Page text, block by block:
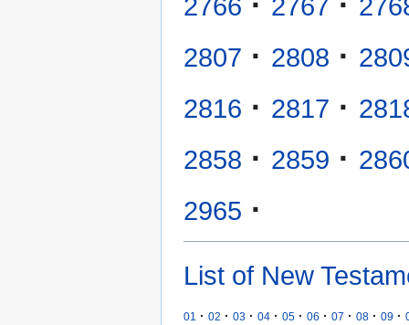
2766
2767
2807 · 2808 ·
2816 · 2817 ·
2858 · 2859 ·
2965 ·
List of New
01 · 02 · 03 · 04 · 05 · 06 · 07 · 08 · 09 ·